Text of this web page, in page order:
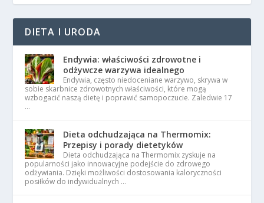
DIETA I URODA
Endywia: właściwości zdrowotne i
odżywcze warzywa idealnego
Endywia, często niedoceniane warzywo, skrywa w
sobie skarbnice zdrowotnych właściwości, które mogą
wzbogacić naszą dietę i poprawić samopoczucie. Zaledwie 17
…
Dieta odchudzająca na Thermomix:
Przepisy i porady dietetyków
Dieta odchudzająca na Thermomix zyskuje na
popularności jako innowacyjne podejście do zdrowego
odżywiania. Dzięki możliwości dostosowania kaloryczności
posiłków do indywidualnych …